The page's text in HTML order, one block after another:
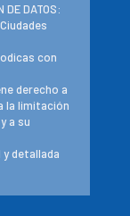
DE DATOS:
con
derecho a
la limitación
a su
detallada